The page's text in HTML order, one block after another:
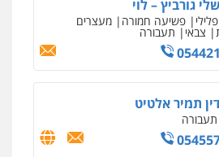
גורביץ – לוי
פשיעה חמורה מעצרים
צבאי תעבורה
תמיר אלטיט
תעבורה
– צלם